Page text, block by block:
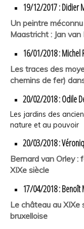
19/12/2017 : Didier
Un peintre
Maastricht : Jan van
16/01/2018 : Michel
Les traces des
chemins de fer)
20/02/2018 : Odile
Les jardins des
nature et au pouvoir
20/03/2018 :
Bernard van Orley :
XIXe siècle
17/04/2018 : Benoît
Le château au XIXe
bruxelloise